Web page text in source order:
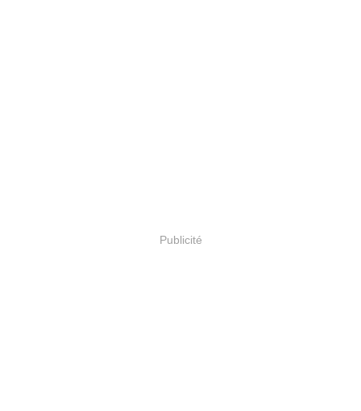
Publicité